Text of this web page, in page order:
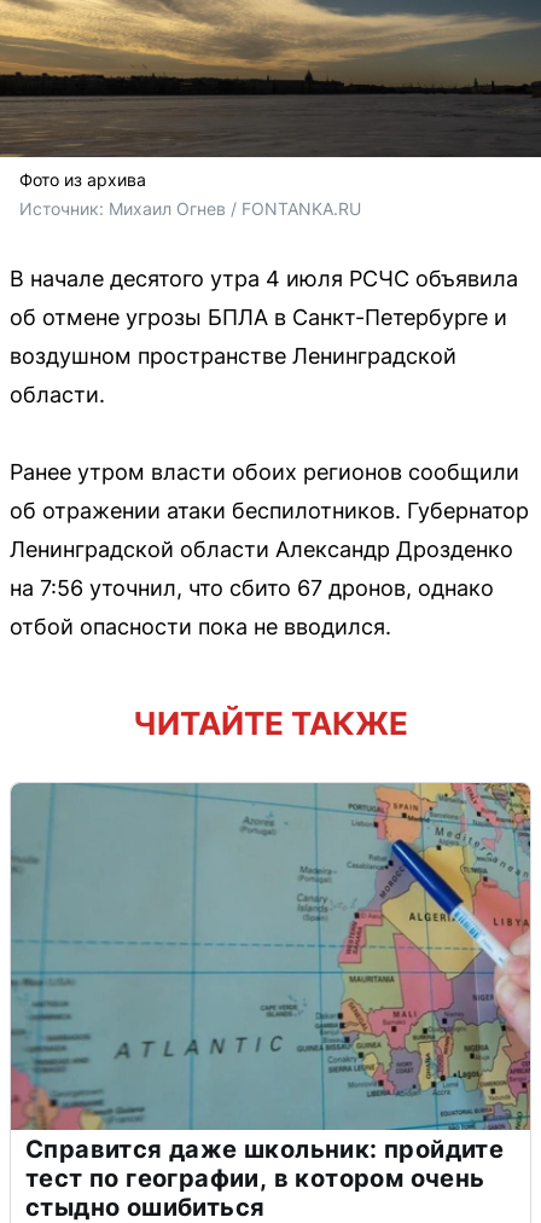
Фото из архива
Источник: Михаил Огнев / FONTANKA.RU
В начале десятого утра 4 июля РСЧС объявила
об отмене угрозы БПЛА в Санкт-Петербурге и
воздушном пространстве Ленинградской
области.
Ранее утром власти обоих регионов сообщили
об отражении атаки беспилотников. Губернатор
Ленинградской области Александр Дрозденко
на 7:56 уточнил, что сбито 67 дронов, однако
отбой опасности пока не вводился.
ЧИТАЙТЕ ТАКЖЕ
Справится даже школьник: пройдите
тест по географии, в котором очень
стыдно ошибиться